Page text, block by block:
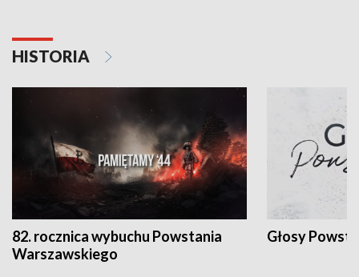
HISTORIA
82. rocznica wybuchu Powstania
Warszawskiego
Głosy